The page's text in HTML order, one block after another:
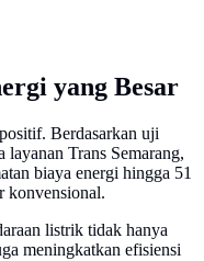
yang Besar
Berdasarkan uji
Trans Semarang,
biaya energi hingga 51
konvensional.
listrik tidak hanya
meningkatkan efisiensi